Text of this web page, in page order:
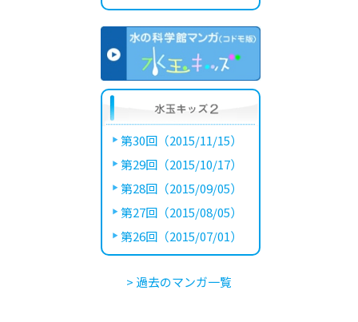
第30回（2015/11/15）
第29回（2015/10/17）
第28回（2015/09/05）
第27回（2015/08/05）
第26回（2015/07/01）
> 過去のマンガ一覧